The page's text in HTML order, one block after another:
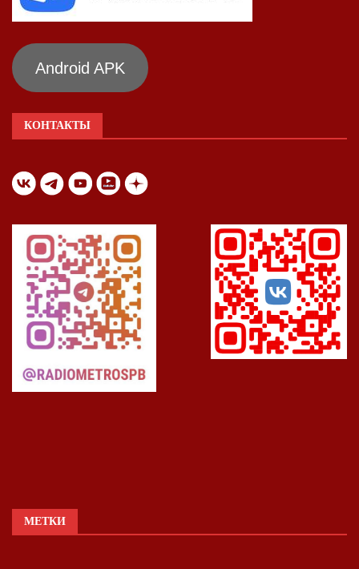
Android APK
КОНТАКТЫ
МЕТКИ